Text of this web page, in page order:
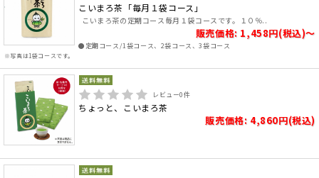
※写真は1袋コースです。
こいまろ茶「毎月１袋コース」
こいまろ茶の定期コース毎月１袋コースです。１０％..
販売価格: 1,458円(税込)～
●定期コース/1袋コース、2袋コース、3袋コース
レビュー0件
ちょっと、こいまろ茶
販売価格: 4,860円(税込)